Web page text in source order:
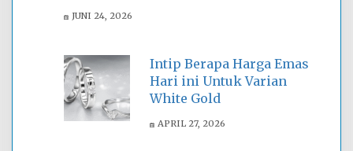
JUNI 24, 2026
Intip Berapa Harga Emas
Hari ini Untuk Varian
White Gold
APRIL 27, 2026